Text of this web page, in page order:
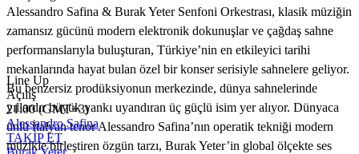
Alessandro Safina & Burak Yeter Senfoni Orkestrası, klasik müziğin
zamansız gücünü modern elektronik dokunuşlar ve çağdaş sahne
performanslarıyla buluşturan, Türkiye’nin en etkileyici tarihi
mekanlarında hayat bulan özel bir konser serisiyle sahnelere geliyor.
Bu benzersiz prodüksiyonun merkezinde, dünya sahnelerinde
yıllardır büyük yankı uyandıran üç güçlü isim yer alıyor. Dünyaca
ünlü İtalyan tenor Alessandro Safina’nın operatik tekniği modern
müzikle birleştiren özgün tarzı, Burak Yeter’in global ölçekte ses
Line Up
Açılış
21:00 (GMT+3)
Alessandro Safina
TAKİP ET